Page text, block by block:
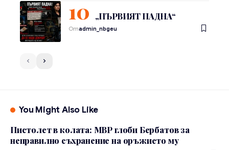
„ПЪРВИЯТ ПАДНА“
Отadmin_nbgeu
You Might Also Like
Пистолет в колата: МВР глоби Бербатов за
неправилно съхранение на оръжието му